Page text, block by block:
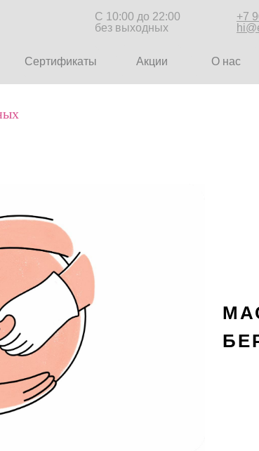
Сертификаты Акции О нас
С 10:00 до 22:00
без выходных
+7